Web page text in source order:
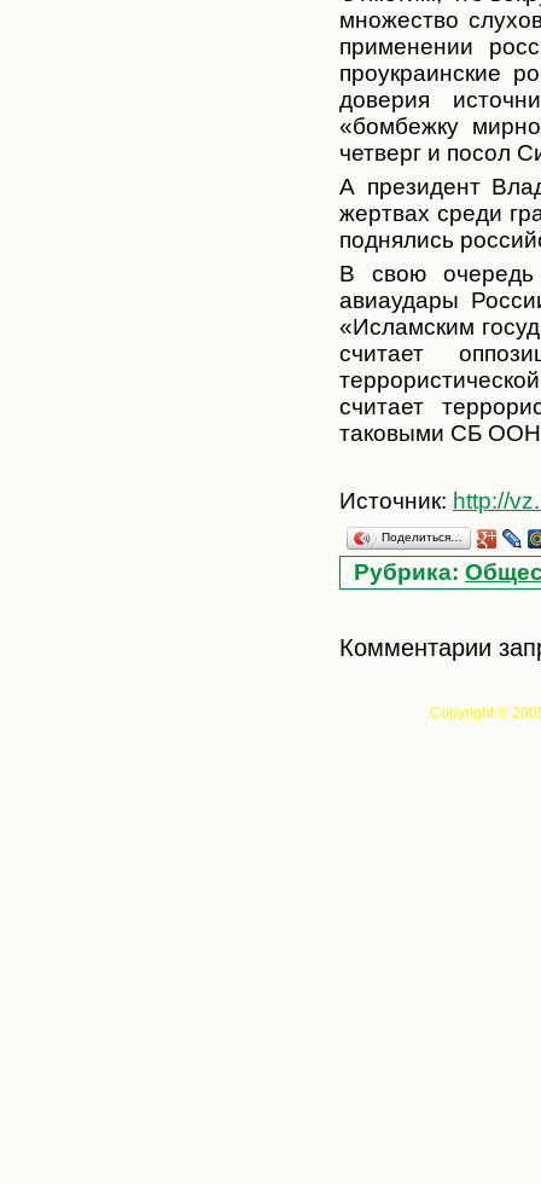
множество
применении
проукраинские
доверия
«бомбежку
четверг и посол
А президент
жертвах среди
поднялись
В свою
авиаудары
«Исламским
считает
считает
таковыми СБ ООН
Источник: http://
Поделиться…
Рубрика:
Комментарии
Copyright ©